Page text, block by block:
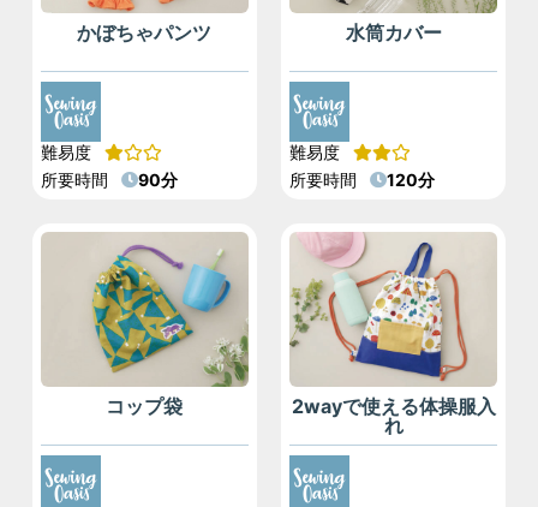
かぼちゃパンツ
難易度
所要時間
90分
水筒カバー
難易度
所要時間
120分
コップ袋
2wayで使える体操服入
れ